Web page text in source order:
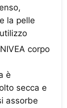
la pelle
corpo
è
secca e
assorbe